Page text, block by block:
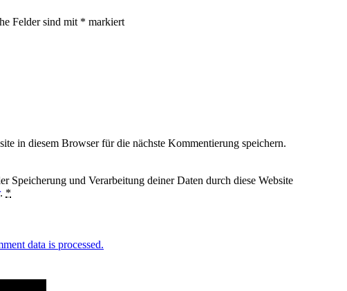
Felder sind mit * markiert
in diesem Browser für die nächste Kommentierung speichern.
Speicherung und Verarbeitung deiner Daten durch diese Website
. *
data is processed.